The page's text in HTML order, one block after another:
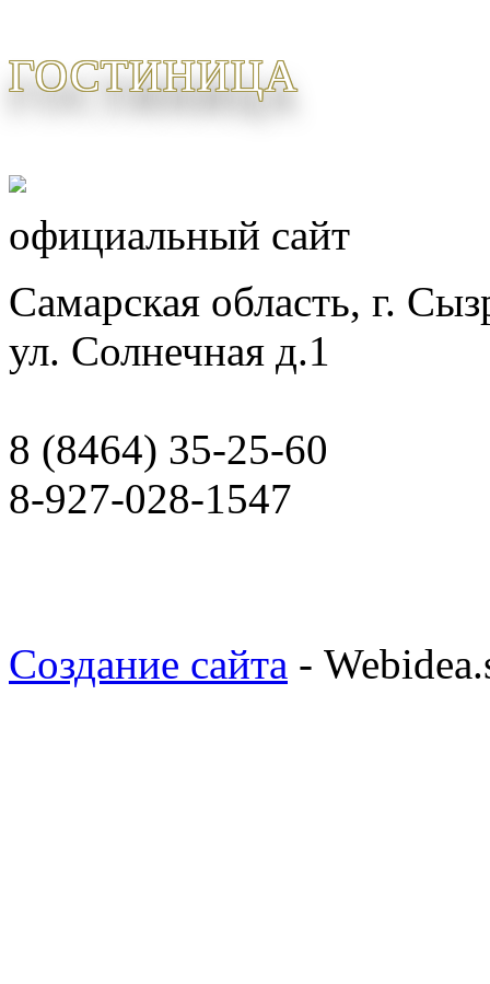
ГОСТИНИЦА
официальный сайт
Самарская область, г.
ул. Солнечная д.1
8 (8464) 35-25-60
8-927-028-1547
Создание сайта -